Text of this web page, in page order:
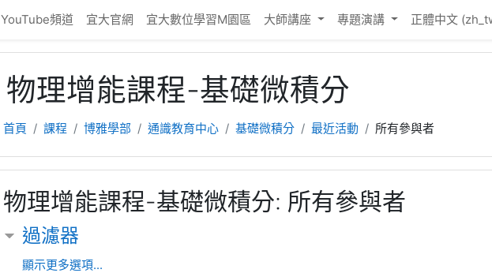
YouTube頻道 宜大官網 宜大數位學習M園區 大師講座 專題演講 正體中文
物理增能課程-基礎微積分
首頁 課程 博雅學部 通識教育中心 基礎微積分 最近活動 所有參與者
物理增能課程-基礎微積分: 所有參與者
過濾器
顯示更多選項...